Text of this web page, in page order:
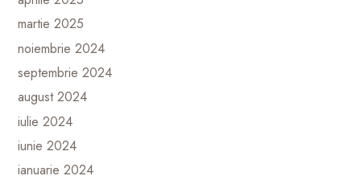
martie 2025
noiembrie 2024
septembrie 2024
august 2024
iulie 2024
iunie 2024
ianuarie 2024